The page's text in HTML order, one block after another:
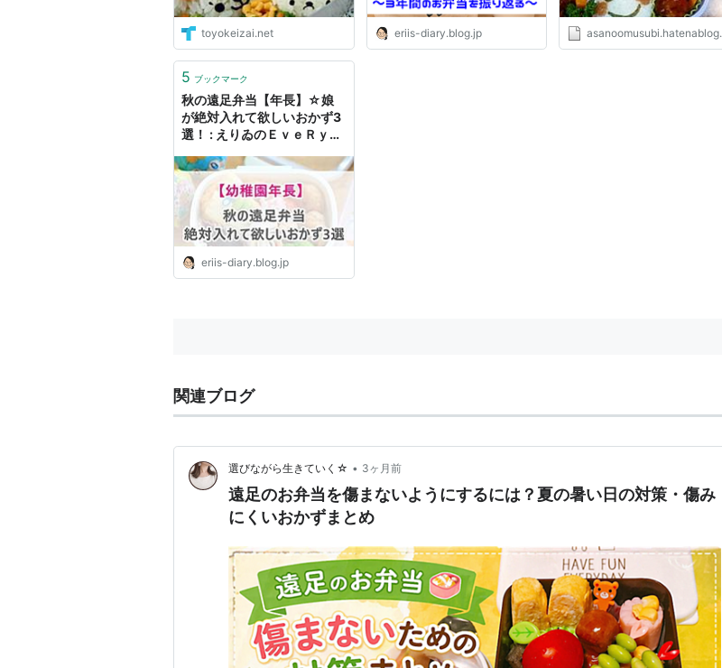
toyokeizai.net eriis-diary.blog.jp asanoomusubi.hatenablog.com
5 ブックマーク
秋の遠足弁当【年長】☆娘
が絶対入れて欲しいおかず3
選！ : えりゐのＥｖｅＲｙ
eriis-diary.blog.jp
関連ブログ
選びながら生きていく☆ • 3ヶ月前
遠足のお弁当を傷まないようにするには？夏の暑い日の対策・傷み
にくいおかずまとめ